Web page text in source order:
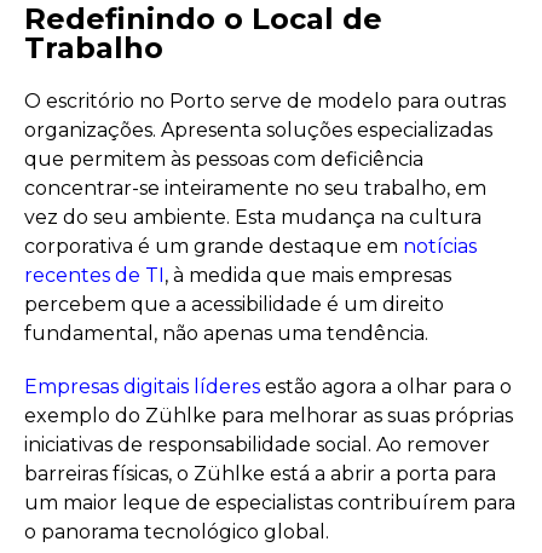
Redefinindo o Local de
Trabalho
O escritório no Porto serve de modelo para outras
organizações. Apresenta soluções especializadas
que permitem às pessoas com deficiência
concentrar-se inteiramente no seu trabalho, em
vez do seu ambiente. Esta mudança na cultura
corporativa é um grande destaque em notícias
recentes de TI, à medida que mais empresas
percebem que a acessibilidade é um direito
fundamental, não apenas uma tendência.
Empresas digitais líderes estão agora a olhar para o
exemplo do Zühlke para melhorar as suas próprias
iniciativas de responsabilidade social. Ao remover
barreiras físicas, o Zühlke está a abrir a porta para
um maior leque de especialistas contribuírem para
o panorama tecnológico global.